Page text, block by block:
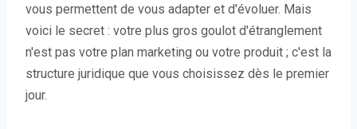
vous permettent de vous adapter et d'évoluer. Mais
voici le secret : votre plus gros goulot d'étranglement
n'est pas votre plan marketing ou votre produit ; c'est la
structure juridique que vous choisissez dès le premier
jour.